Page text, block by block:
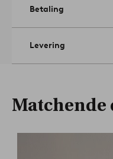
Betaling
Levering
Matchende